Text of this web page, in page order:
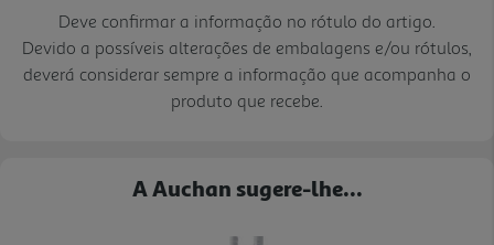
Deve confirmar a informação no rótulo do artigo.
Devido a possíveis alterações de embalagens e/ou rótulos,
deverá considerar sempre a informação que acompanha o
produto que recebe.
A Auchan sugere-lhe...